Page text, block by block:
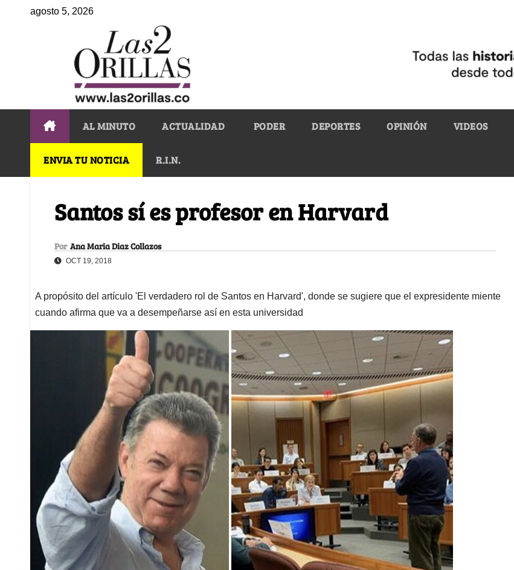
agosto 5, 2026
AL MINUTO ACTUALIDAD PODER DEPORTES OPINIÓN VIDEOS
ENVIA TU NOTICIA R.I.N.
Santos sí es profesor en Harvard
Por Ana Maria Diaz Collazos
OCT 19, 2018
A propósito del artículo 'El verdadero rol de Santos en Harvard', donde se sugiere que el expresidente miente
cuando afirma que va a desempeñarse así en esta universidad